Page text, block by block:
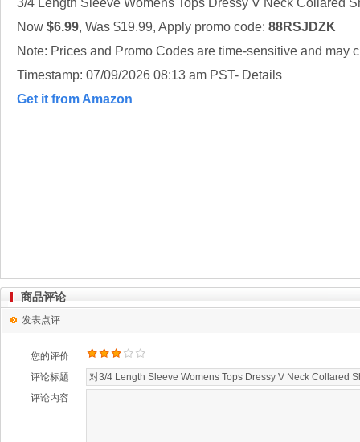
3/4 Length Sleeve Womens Tops Dressy V Neck Collared
Now $6.99, Was $19.99, Apply promo code: 88RSJDZK
Note: Prices and Promo Codes are time-sensitive and may
Timestamp: 07/09/2026 08:13 am PST- Details
Get it from Amazon
商品评论
发表点评
您的评价
评论标题
评论内容